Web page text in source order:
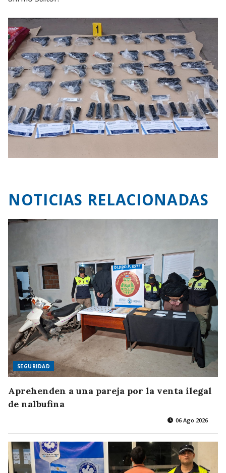
NOTICIAS RELACIONADAS
SEGURIDAD
Aprehenden a una pareja por la venta ilegal
de nalbufina
06 Ago 2026